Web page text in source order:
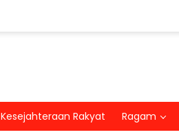
Kesejahteraan Rakyat Ragam